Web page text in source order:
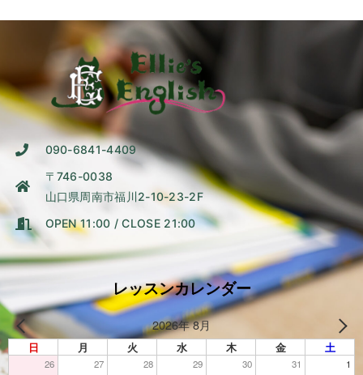
090-6841-4409
〒746-0038
山口県周南市福川2-10-23-2F
OPEN 11:00 / CLOSE 21:00
レッスンカレンダー
2026年 8月
日 月 火 水 木 金 土
26 27 28 29 30 31 1